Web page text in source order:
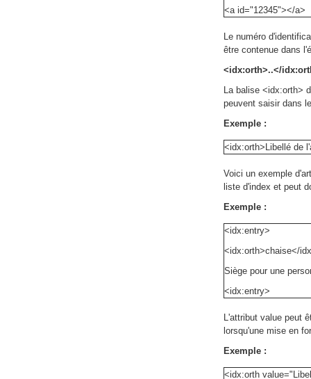
<a id="12345"></a>
Le numéro
être contenue dans
<idx:orth>..</
La balise <idx:orth>
peuvent saisir dans
Exemple :
<idx:orth>Libellé de
Voici un exemple
liste d'index et peut
Exemple :
<idx:entry>
<idx:orth>chaise</
Siège pour une
<idx:entry>
L'attribut value peut
lorsqu'une mise en
Exemple :
<idx:orth